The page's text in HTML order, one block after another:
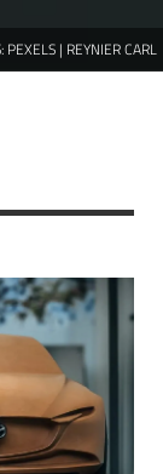
PEXELS | REYNIER CARL